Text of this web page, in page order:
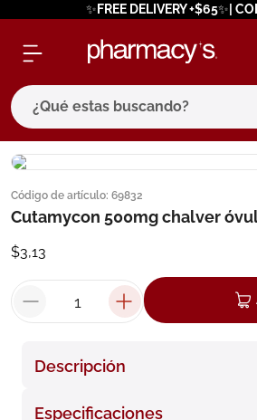
✨FREE DELIVERY +$65✨|
¿Qué estas buscando?
Código de artículo: 69832
Cutamycon 500mg chalver
$3,13
Descripción
Especificaciones
términos más buscados
1. eucerin
protector solar
3
pilexil
5. cerave
6 degraler